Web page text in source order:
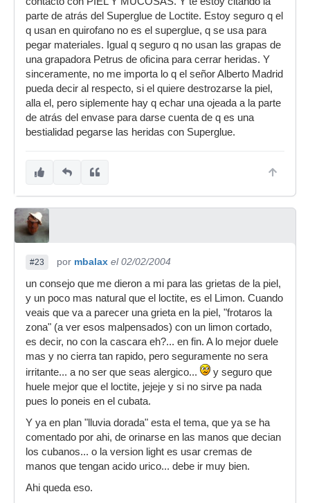
parte de atrás del Superglue de Loctite. Estoy seguro q el
q usan en quirofano no es el superglue, q se usa para
pegar materiales. Igual q seguro q no usan las grapas de
una grapadora Petrus de oficina para cerrar heridas. Y
sinceramente, no me importa lo q el señor Alberto Madrid
pueda decir al respecto, si el quiere destrozarse la piel,
alla el, pero siplemente hay q echar una ojeada a la parte
de atrás del envase para darse cuenta de q es una
bestialidad pegarse las heridas con Superglue.
#23 por mbalax el 02/02/2004
un consejo que me dieron a mi para las grietas de la piel,
y un poco mas natural que el loctite, es el Limon. Cuando
veais que va a parecer una grieta en la piel, "frotaros la
zona" (a ver esos malpensados) con un limon cortado,
es decir, no con la cascara eh?... en fin. A lo mejor duele
mas y no cierra tan rapido, pero seguramente no sera
irritante... a no ser que seas alergico...
y seguro que
huele mejor que el loctite, jejeje y si no sirve pa nada
pues lo poneis en el cubata.
Y ya en plan "lluvia dorada" esta el tema, que ya se ha
comentado por ahi, de orinarse en las manos que decian
los cubanos... o la version light es usar cremas de
manos que tengan acido urico... debe ir muy bien.
Ahi queda eso.